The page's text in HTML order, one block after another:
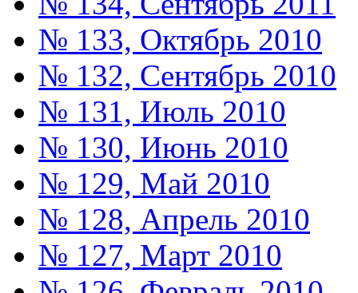
№ 133, Октябрь 2010
№ 132, Сентябрь 2010
№ 131, Июль 2010
№ 130, Июнь 2010
№ 129, Май 2010
№ 128, Апрель 2010
№ 127, Март 2010